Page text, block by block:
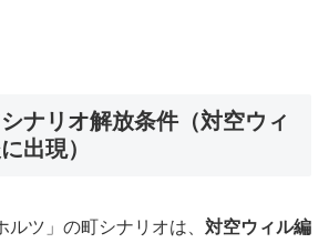
ナリオ解放条件（対空ウィ
出現）
ルツ」の町シナリオは、 対空ウィル編